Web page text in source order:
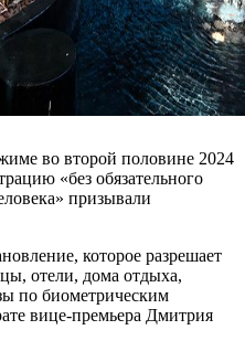
во второй половине 2024
«без обязательного
призывали
которое разрешает
отели, дома отдыха,
по биометрическим
вице-премьера Дмитрия